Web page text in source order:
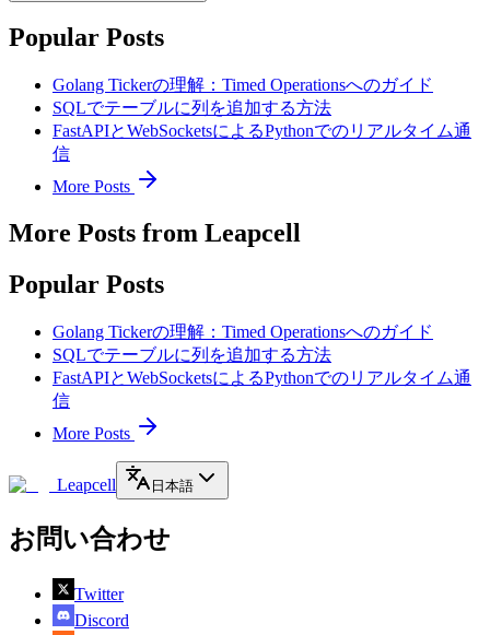
Popular Posts
Golang Tickerの理解：Timed Operationsへのガイド
SQLでテーブルに列を追加する方法
FastAPIとWebSocketsによるPythonでのリアルタイム通
信
More Posts
More Posts from Leapcell
Popular Posts
Golang Tickerの理解：Timed Operationsへのガイド
SQLでテーブルに列を追加する方法
FastAPIとWebSocketsによるPythonでのリアルタイム通
信
More Posts
Leapcell 日本語
お問い合わせ
Twitter
Discord